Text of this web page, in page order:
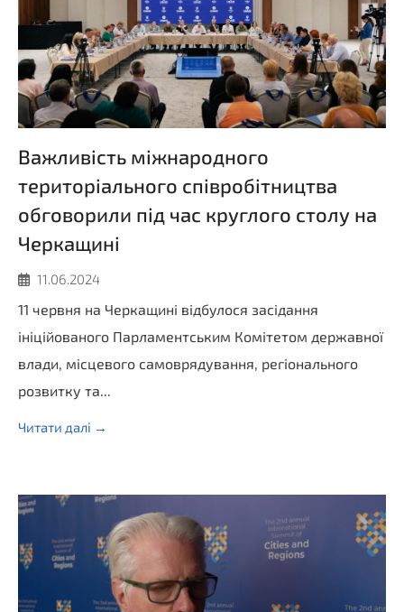
Важливість міжнародного
територіального співробітництва
обговорили під час круглого столу на
Черкащині
11.06.2024
11 червня на Черкащині відбулося засідання
ініційованого Парламентським Комітетом державної
влади, місцевого самоврядування, регіонального
розвитку та...
Читати далі →